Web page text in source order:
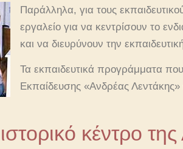
Παράλληλα, για τους
εργαλείο για να κεντρίσουν το
και να διευρύνουν την
Τα εκπαιδευτικά προγράμματα
Εκπαίδευσης «Ανδρέας Λεντάκης»
κέντρο